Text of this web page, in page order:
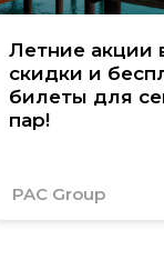
Летние акции
скидки и
билеты для
пар!
PAC Group